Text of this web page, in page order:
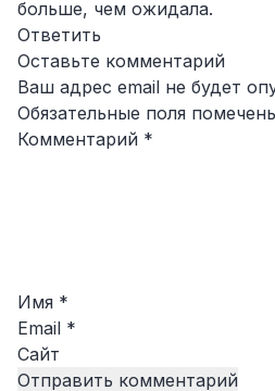
больше, чем ожидала.
Ответить
Оставьте комментарий
Ваш адрес email не будет
Обязательные поля
Комментарий *
Имя *
Email *
Сайт